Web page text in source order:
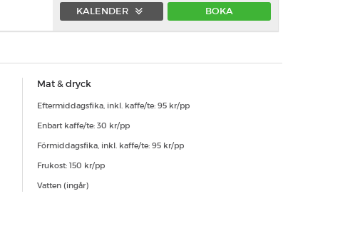
KALENDER BOKA
Mat & dryck
Eftermiddagsfika, inkl. kaffe/te: 95 kr/pp
Enbart kaffe/te: 30 kr/pp
Förmiddagsfika, inkl. kaffe/te: 95 kr/pp
Frukost: 150 kr/pp
Vatten (ingår)